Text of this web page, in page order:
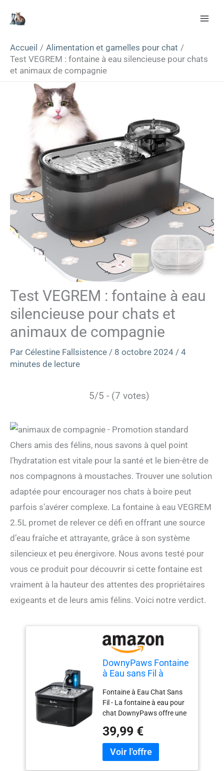
Accueil
Alimentation et gamelles pour chat
Test VEGREM : fontaine à eau silencieuse pour chats
et animaux de compagnie
Test VEGREM : fontaine à eau
silencieuse pour chats et
animaux de compagnie
Par Célestine Fallsistence / 8 octobre 2024 / 4
minutes de lecture
5/5 - (7 votes)
Chers amis des félins, nous savons à quel point
l’hydratation est vitale pour la santé et le bien-être de
nos compagnons à moustaches. Trouver une solution
adaptée pour encourager nos chats à boire peut
parfois s’avérer complexe. La fontaine à eau VEGREM
2.5L promet de relever ce défi en offrant une source
d’eau fraîche et attrayante, grâce à son système
silencieux et peu énergivore. Nous avons testé pour
vous ce produit pour découvrir si cette fontaine est
vraiment à la hauteur des attentes des propriétaires
exigeants et de leurs amis félins. Voici notre verdict.
DownyPaws Fontaine
à Eau sans Fil à
Mouvement, Noir
Fontaine à Eau Chat Sans
Fil - La fontaine à eau pour
chat DownyPaws offre une
et à tout moment. Placez-la
dans le salon, la chambre, la
cuisine, la salle de bain ou à
39,99 €